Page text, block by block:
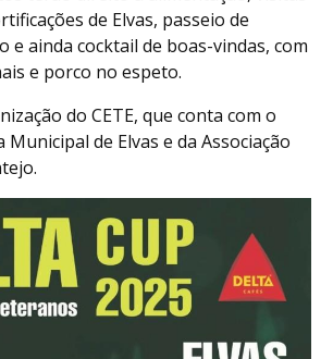
de Elvas, passeio de
e ainda cocktail de boas-vindas, com
e porco no espeto.
do CETE, que conta com o
Municipal de Elvas e da Associação